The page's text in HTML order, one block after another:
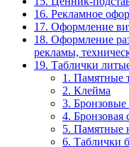
16. Рекламное
17. Оформление
18. Оформление
рекламы,
19. Таблички
1. Памятные
2. Клейма
3. Бронзовые
4. Бронзовая
5. Памятные
6. Таблички